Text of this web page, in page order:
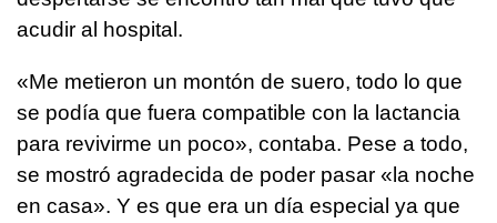
acudir al hospital.
«Me metieron un montón de suero, todo lo que
se podía que fuera compatible con la lactancia
para revivirme un poco», contaba. Pese a todo,
se mostró agradecida de poder pasar «la noche
en casa». Y es que era un día especial ya que